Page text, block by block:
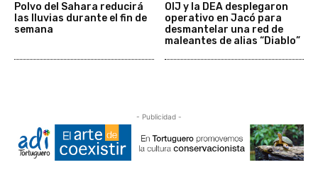
Polvo del Sahara reducirá
las lluvias durante el fin de
semana
OIJ y la DEA desplegaron
operativo en Jacó para
desmantelar una red de
maleantes de alias “Diablo”
- Publicidad -